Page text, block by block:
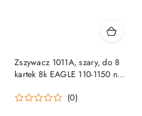
Zszywacz 1011A, szary, do 8
kartek 8k EAGLE 110-1150 na
(0)